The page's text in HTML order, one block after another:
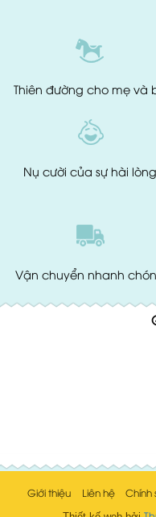
Thiên đường cho mẹ và
Nụ cười của sự hài lòng
Vận chuyển nhanh
Giới thiệu Liên hệ Chính